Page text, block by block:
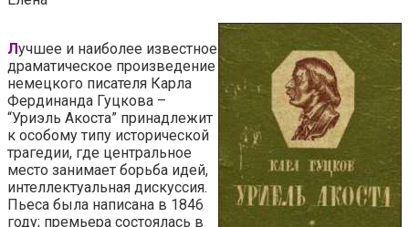
Лучшее и наиболее известное
драматическое произведение
немецкого писателя Карла
Фердинанда Гуцкова –
“Уриэль Акоста” принадлежит
к особому типу исторической
трагедии, где центральное
место занимает борьба идей,
интеллектуальная дискуссия.
Пьеса была написана в 1846
году; премьера состоялась в